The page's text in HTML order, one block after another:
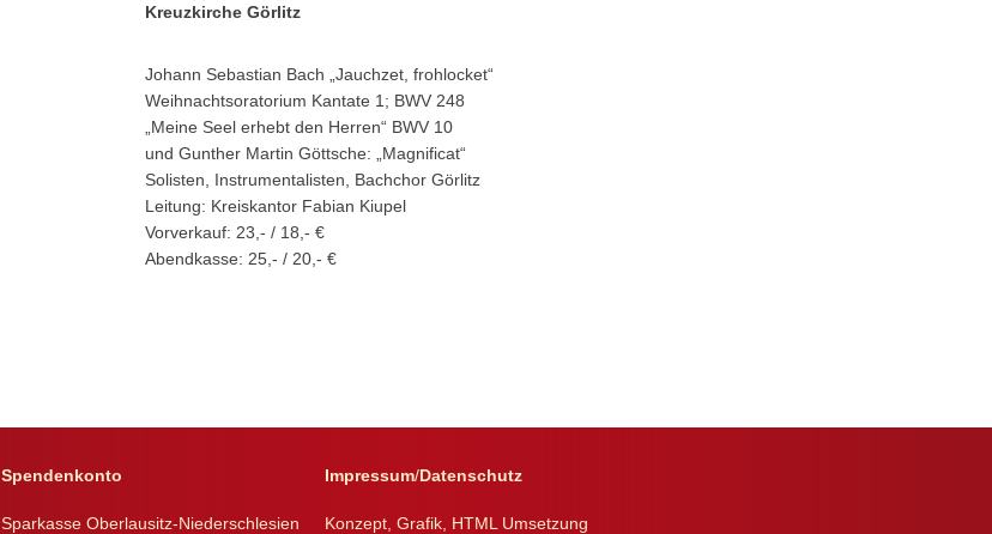
Kreuzkirche Görlitz
Johann Sebastian Bach „Jauchzet, frohlocket“
Weihnachtsoratorium Kantate 1; BWV 248
„Meine Seel erhebt den Herren“ BWV 10
und Gunther Martin Göttsche: „Magnificat“
Solisten, Instrumentalisten, Bachchor Görlitz
Leitung: Kreiskantor Fabian Kiupel
Vorverkauf: 23,- / 18,- €
Abendkasse: 25,- / 20,- €
Spendenkonto
Sparkasse Oberlausitz-Niederschlesien
Impressum/Datenschutz
Konzept, Grafik, HTML Umsetzung